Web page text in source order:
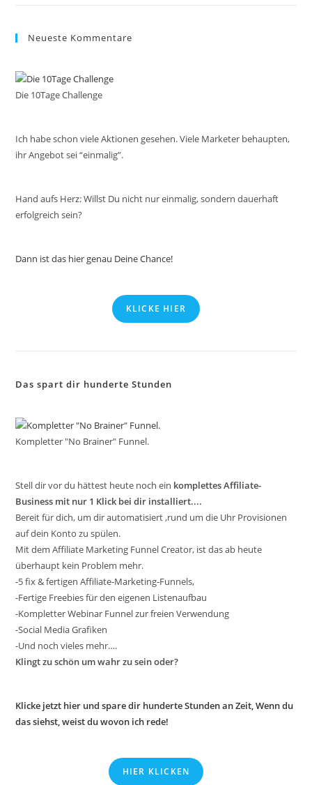
Neueste Kommentare
Die 10Tage Challenge
Ich habe schon viele Aktionen gesehen. Viele Marketer behaupten,
ihr Angebot sei “einmalig”.
Hand aufs Herz: Willst Du nicht nur einmalig, sondern dauerhaft
erfolgreich sein?
Dann ist das hier genau Deine Chance!
KLICKE HIER
Das spart dir hunderte Stunden
Kompletter "No Brainer" Funnel.
Stell dir vor du hättest heute noch ein komplettes Affiliate-
Business mit nur 1 Klick bei dir installiert....
Bereit für dich, um dir automatisiert ,rund um die Uhr Provisionen
auf dein Konto zu spülen.
Mit dem Affiliate Marketing Funnel Creator, ist das ab heute
überhaupt kein Problem mehr.
-5 fix & fertigen Affiliate-Marketing-Funnels,
-Fertige Freebies für den eigenen Listenaufbau
-Kompletter Webinar Funnel zur freien Verwendung
-Social Media Grafiken
-Und noch vieles mehr….
Klingt zu schön um wahr zu sein oder?
Klicke jetzt hier und spare dir hunderte Stunden an Zeit, Wenn du
das siehst, weist du wovon ich rede!
HIER KLICKEN